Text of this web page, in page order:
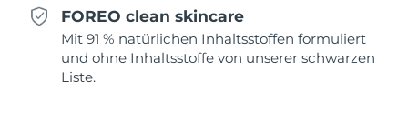
FOREO clean skincare
Mit 91 % natürlichen Inhaltsstoffen formuliert
und ohne Inhaltsstoffe von unserer schwarzen
Liste.
Spanien Erwartete Lieferung
Schweden Erwartete Lieferung8/11/26